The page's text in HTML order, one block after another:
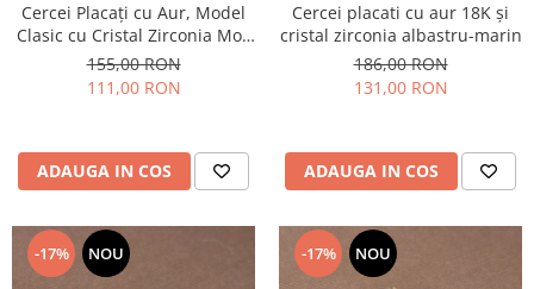
Cercei Placați cu Aur, Model
Clasic cu Cristal Zirconia Mov
Fațetat Mare
155,00 RON
111,00 RON
ADAUGA IN COS
Cercei placati cu aur 18K și
cristal zirconia albastru-marin
186,00 RON
131,00 RON
ADAUGA IN COS
-17% NOU -17% NOU